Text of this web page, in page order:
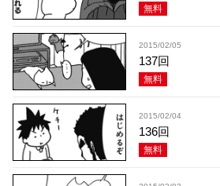
無料
2015/02/05
137回
無料
2015/02/04
136回
無料